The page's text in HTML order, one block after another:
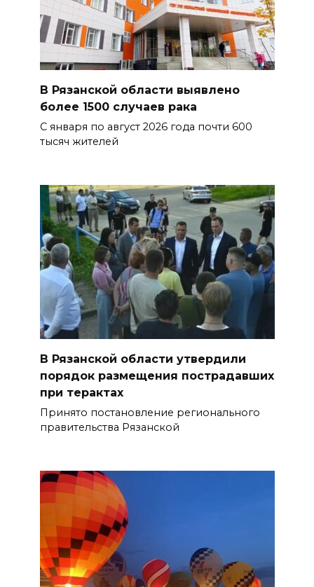
В Рязанской области выявлено
более 1500 случаев рака
С января по август 2026 года почти 600
тысяч жителей
В Рязанской области утвердили
порядок размещения пострадавших
при терактах
Принято постановление регионального
правительства Рязанской